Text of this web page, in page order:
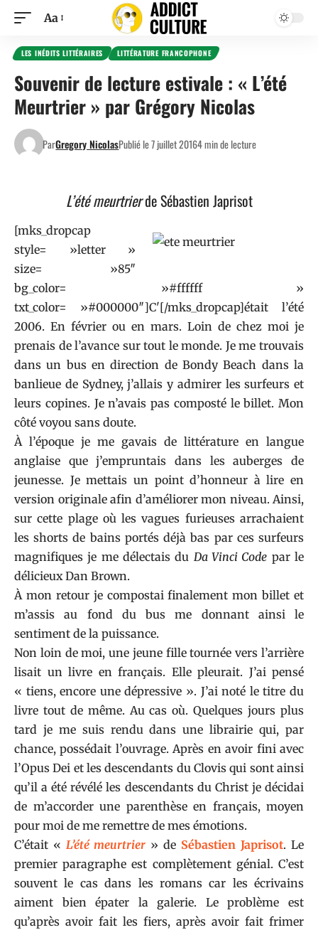
Aa
LES INÉDITS LITTÉRAIRES LITTÉRATURE FRANCOPHONE
Souvenir de lecture estivale : « L’été
Meurtrier » par Grégory Nicolas
ParGregory NicolasPublié le 7 juillet 20164 min de lecture
L’été meurtrierde Sébastien Japrisot
[mks_dropcap
style= »letter »
size= »85″
bg_color= »#ffffff »
txt_color= »#000000″]C'[/mks_dropcap]était l’été
2006. En février ou en mars. Loin de chez moi je
prenais de l’avance sur tout le monde. Je me trouvais
dans un bus en direction de Bondy Beach dans la
banlieue de Sydney, j’allais y admirer les surfeurs et
leurs copines. Je n’avais pas composté le billet. Mon
côté voyou sans doute.
À l’époque je me gavais de littérature en langue
anglaise que j’empruntais dans les auberges de
jeunesse. Je mettais un point d’honneur à lire en
version originale afin d’améliorer mon niveau. Ainsi,
sur cette plage où les vagues furieuses arrachaient
les shorts de bains portés déjà bas par ces surfeurs
magnifiques je me délectais du Da Vinci Code par le
délicieux Dan Brown.
À mon retour je compostai finalement mon billet et
m’assis au fond du bus me donnant ainsi le
sentiment de la puissance.
Non loin de moi, une jeune fille tournée vers l’arrière
lisait un livre en français. Elle pleurait. J’ai pensé
« tiens, encore une dépressive ». J’ai noté le titre du
livre tout de même. Au cas où. Quelques jours plus
tard je me suis rendu dans une librairie qui, par
chance, possédait l’ouvrage. Après en avoir fini avec
l’Opus Dei et les descendants du Clovis qui sont ainsi
qu’il a été révélé les descendants du Christ je décidai
de m’accorder une parenthèse en français, moyen
pour moi de me remettre de mes émotions.
C’était «L’été meurtrier » de Sébastien Japrisot. Le
premier paragraphe est complètement génial. C’est
souvent le cas dans les romans car les écrivains
aiment bien épater la galerie. Le problème est
qu’après avoir fait les fiers, après avoir fait frimer